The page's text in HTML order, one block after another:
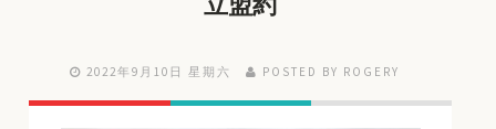
2022年9月10日 星期六 POSTED BY ROGERY